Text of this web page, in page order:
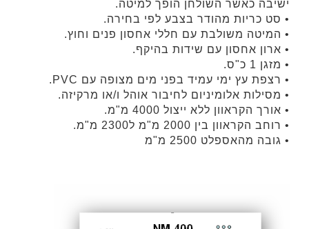
ישיבה כאשר השולחן הופך למיטה.
• סט כריות מהודר בצבע לפי בחירה.
• המיטה משולבת עם חללי אחסון פנים וחוץ.
• ארון אחסון עם שידות בהיקף.
• מזגן 1 כ"ס.
• רצפת עץ ימי עמיד בפני מים מצופה עם PVC.
• מסילות אלומיניום לחיבור אוהל ו/או מרקיזה.
• אורך הקראוון ללא ייצול 4000 מ"מ.
• רוחב הקראוון בין 2000 מ"מ ל2300 מ"מ.
• גובה מהאספלט 2500 מ"מ